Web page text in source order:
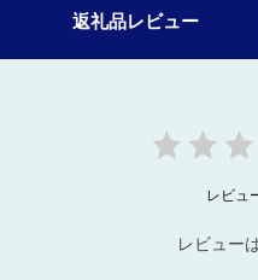
返礼品レビュー
レビュ
レビュー